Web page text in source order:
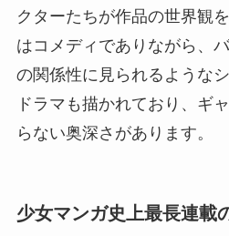
クターたちが作品の世界観
はコメディでありながら、
の関係性に見られるような
ドラマも描かれており、ギ
らない奥深さがあります。
少女マンガ史上最長連載